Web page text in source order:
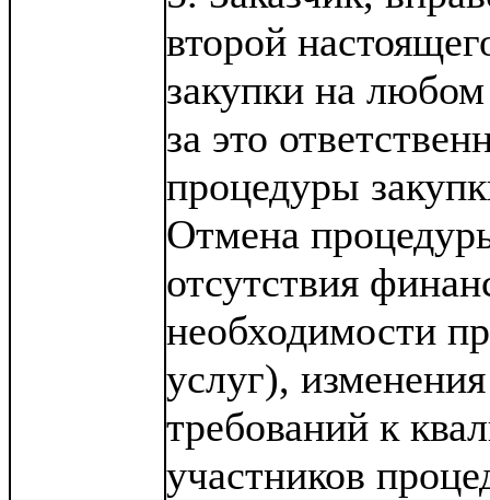
второй
закупки на любом
за это
процедуры
Отмена
отсутствия
необходимости
услуг),
требований к
участников